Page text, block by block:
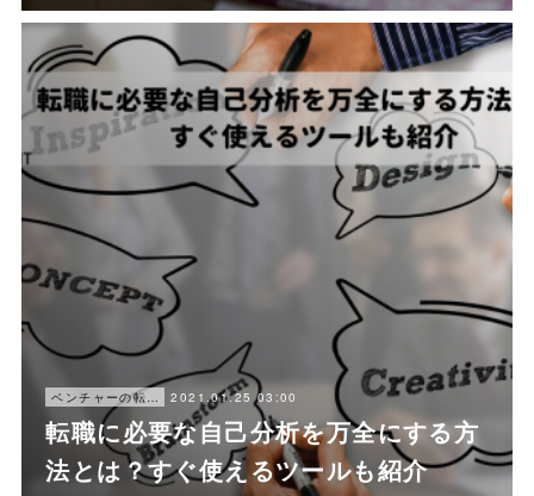
ベンチャーの転職ノウハウ 2021.01.25 03:00
転職に必要な自己分析を万全にする方
法とは？すぐ使えるツールも紹介